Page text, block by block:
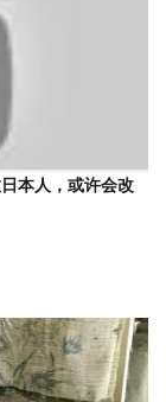
本人，或许会改